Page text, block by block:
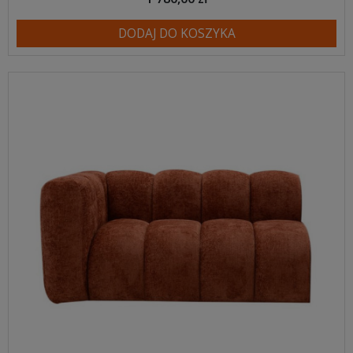
DODAJ DO KOSZYKA